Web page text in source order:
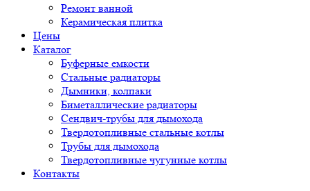
Ремонт ванной
Керамическая плитка
Цены
Каталог
Буферные емкости
Стальные радиаторы
Дымники, колпаки
Биметаллические радиаторы
Сендвич-трубы для дымохода
Твердотопливные стальные котлы
Трубы для дымохода
Твердотопливные чугунные котлы
Контакты